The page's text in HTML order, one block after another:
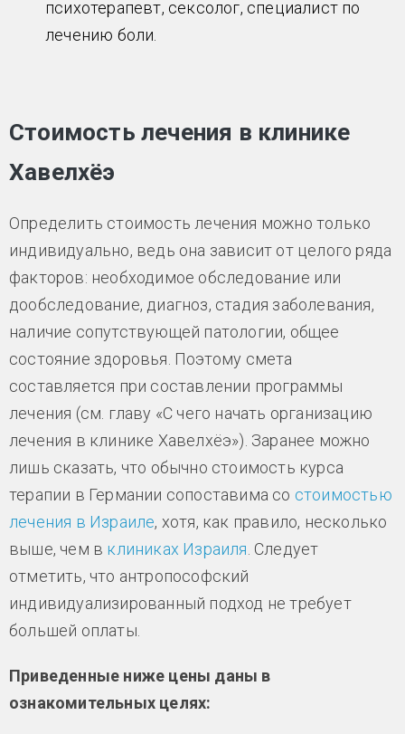
психотерапевт, сексолог, специалист по
лечению боли.
Стоимость лечения в клинике
Хавелхёэ
Определить стоимость лечения можно только
индивидуально, ведь она зависит от целого ряда
факторов: необходимое обследование или
дообследование, диагноз, стадия заболевания,
наличие сопутствующей патологии, общее
состояние здоровья. Поэтому смета
составляется при составлении программы
лечения (см. главу «С чего начать организацию
лечения в клинике Хавелхёэ»). Заранее можно
лишь сказать, что обычно стоимость курса
терапии в Германии сопоставима со стоимостью
лечения в Израиле, хотя, как правило, несколько
выше, чем в клиниках Израиля. Следует
отметить, что антропософский
индивидуализированный подход не требует
большей оплаты.
Приведенные ниже цены даны в
ознакомительных целях: